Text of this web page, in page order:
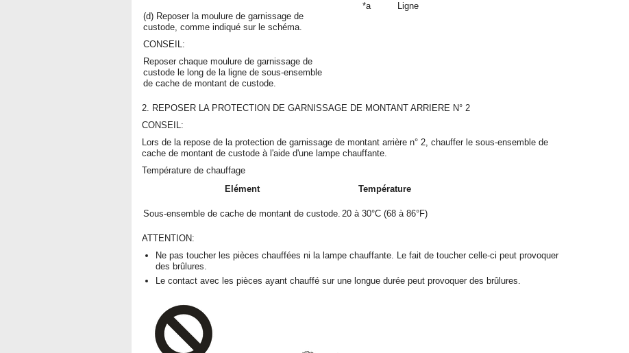
(d) Reposer la moulure de garnissage de
custode, comme indiqué sur le schéma.
CONSEIL:
Reposer chaque moulure de garnissage de
custode le long de la ligne de sous-ensemble
de cache de montant de custode.
*a Ligne
2. REPOSER LA PROTECTION DE GARNISSAGE DE MONTANT ARRIERE N° 2
CONSEIL:
Lors de la repose de la protection de garnissage de montant arrière n° 2, chauffer le sous-ensemble de
cache de montant de custode à l'aide d'une lampe chauffante.
Température de chauffage
Elément
Température
Sous-ensemble de cache de montant de custode. 20 à 30°C (68 à 86°F)
ATTENTION:
Ne pas toucher les pièces chauffées ni la lampe chauffante. Le fait de toucher celle-ci peut provoquer
des brûlures.
Le contact avec les pièces ayant chauffé sur une longue durée peut provoquer des brûlures.